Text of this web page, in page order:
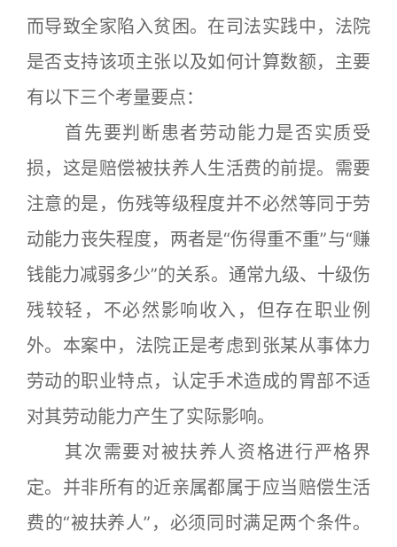
而导致全家陷入贫困。在司法实践中，法院
是否支持该项主张以及如何计算数额，主要
有以下三个考量要点：
首先要判断患者劳动能力是否实质受
损，这是赔偿被扶养人生活费的前提。需要
注意的是，伤残等级程度并不必然等同于劳
动能力丧失程度，两者是“伤得重不重”与“赚
钱能力减弱多少”的关系。通常九级、十级伤
残较轻，不必然影响收入，但存在职业例
外。本案中，法院正是考虑到张某从事体力
劳动的职业特点，认定手术造成的胃部不适
对其劳动能力产生了实际影响。
其次需要对被扶养人资格进行严格界
定。并非所有的近亲属都属于应当赔偿生活
费的“被扶养人”，必须同时满足两个条件。